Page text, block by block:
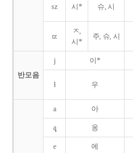
sz 시* 슈, 시
rz
ㅈ,
시*
주, 슈, 시
반모음
j 이*
ł 우
a 아
ą̨ 옹
e 에